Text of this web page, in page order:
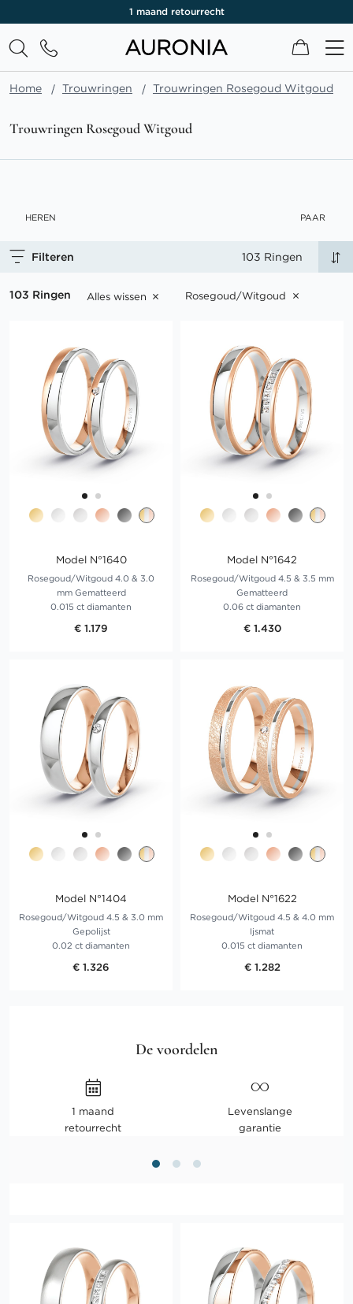
1 maand retourrecht
Home Trouwringen Trouwringen Rosegoud Witgoud
Trouwringen Rosegoud Witgoud
HEREN PAAR
Filteren 103 Ringen
103 Ringen Alles wissen Rosegoud/Witgoud
Model N°1640
Rosegoud/Witgoud 4.0 & 3.0
mm Gematteerd
0.015 ct diamanten
€ 1.179
Model N°1642
Rosegoud/Witgoud 4.5 & 3.5 mm
Gematteerd
0.06 ct diamanten
€ 1.430
Model N°1404
Rosegoud/Witgoud 4.5 & 3.0 mm
Gepolijst
0.02 ct diamanten
€ 1.326
Model N°1622
Rosegoud/Witgoud 4.5 & 4.0 mm
Ijsmat
0.015 ct diamanten
€ 1.282
De voordelen
1 maand
retourrecht
Levenslange
garantie